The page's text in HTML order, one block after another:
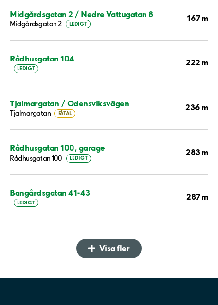
Midgårdsgatan 2 / Nedre Vattugatan 8
Midgårdsgatan 2 LEDIGT
167 m
Rådhusgatan 104
LEDIGT
222 m
Tjalmargatan / Odensviksvägen
Tjalmargatan FÅTAL
236 m
Rådhusgatan 100, garage
Rådhusgatan 100 LEDIGT
283 m
Bangårdsgatan 41-43
LEDIGT
287 m
Visa fler